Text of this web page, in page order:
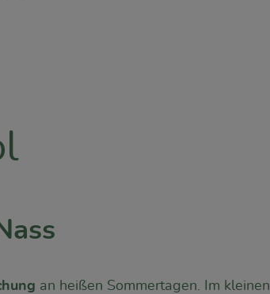
an heißen Sommertagen. Im kleinen